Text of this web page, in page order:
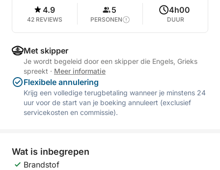
4.9
42 REVIEWS
5
PERSONEN
4h00
DUUR
Met skipper
Je wordt begeleid door een skipper die Engels, Grieks
spreekt · Meer informatie
Flexibele annulering
Krijg een volledige terugbetaling wanneer je minstens 24
uur voor de start van je boeking annuleert (exclusief
servicekosten en commissie).
Wat is inbegrepen
Brandstof